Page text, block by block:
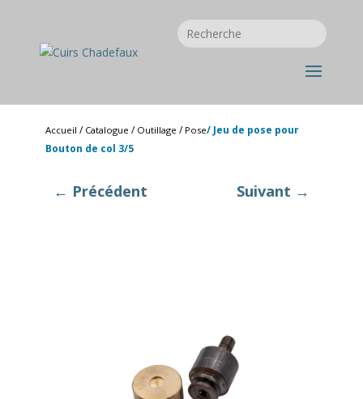
Accueil / Catalogue / Outillage / Pose/ Jeu de pose pour
Bouton de col 3/5
← Précédent Suivant →